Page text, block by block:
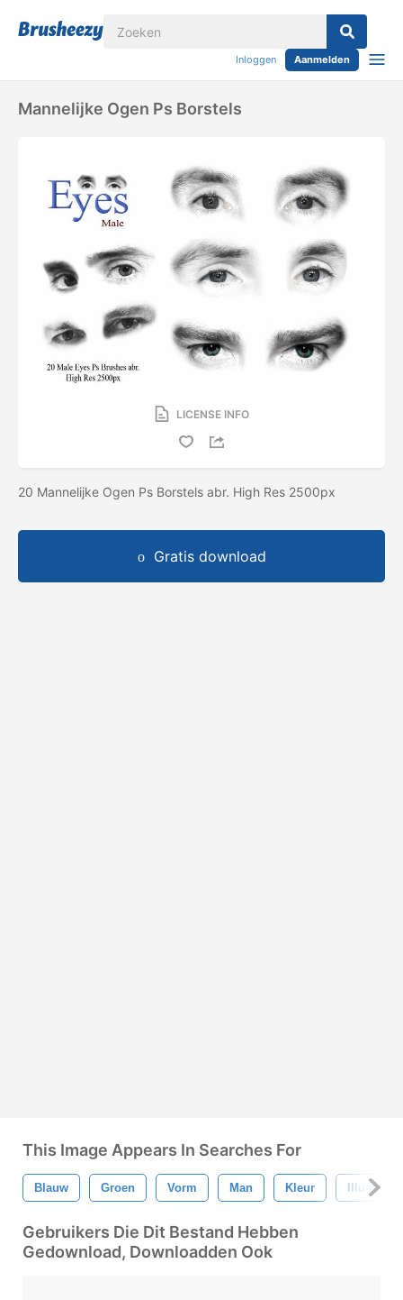
Inloggen Aanmelden
Mannelijke Ogen Ps Borstels
LICENSE INFO
20 Mannelijke Ogen Ps Borstels abr. High Res 2500px
Gratis download
This Image Appears In Searches For
Blauw Groen Vorm Man Kleur Illustratie
Gebruikers Die Dit Bestand Hebben
Gedownload, Downloadden Ook